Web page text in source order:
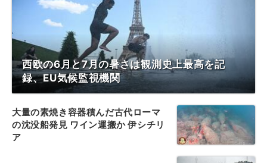
西欧の6月と7月の暑さは観測史上最高を記
録、EU気候監視機関
大量の素焼き容器積んだ古代ローマ
の沈没船発見 ワイン運搬か 伊シチリ
ア